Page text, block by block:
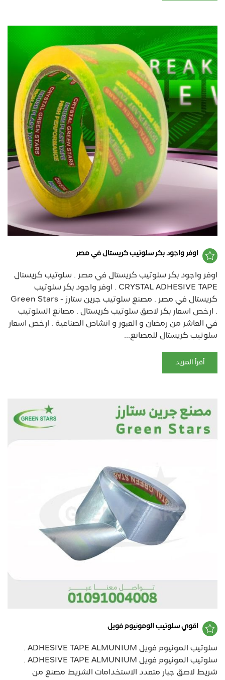
اوفر واجود بكر سلوتيب كريستال في مصر
اوفر واجود بكر سلوتيب كريستال في مصر . سلوتيب كريستال
CRYSTAL ADHESIVE TAPE . اوفر واجود بكر سلوتيب
كريستال في مصر . مصنع سلوتيب جرين ستارز - Green Stars
. ارخص اسعار بكر لاصق سلوتيب كريستال . مصانع السلوتيب
في العاشر من رمضان و العبور و انشاص الصناعية . ارخص اسعار
سلوتيب كريستال للمصانع...
أقرأ المزيد
اقوي سلوتيب الومونيوم فويل
سلوتيب المونيوم فويل ADHESIVE TAPE ALMUNIUM .
سلوتيب المونيوم فويل ADHESIVE TAPE ALMUNIUM .
شريط لاصق جبار متعدد الاستخدامات الشريط مصنع من